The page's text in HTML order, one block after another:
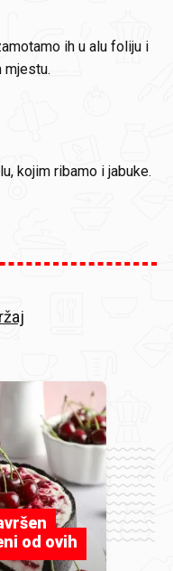
ih u alu foliju i
mjestu.
kojim ribamo i jabuke.
od ovih